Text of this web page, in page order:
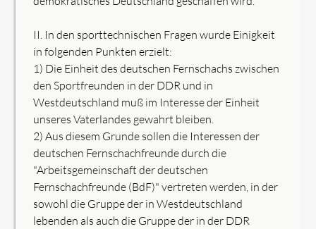
II. In den sporttechnischen Fragen wurde Einigkeit
in folgenden Punkten erzielt:
1) Die Einheit des deutschen Fernschachs zwischen
den Sportfreunden in der DDR und in
Westdeutschland muß im Interesse der Einheit
unseres Vaterlandes gewahrt bleiben.
2) Aus diesem Grunde sollen die Interessen der
deutschen Fernschachfreunde durch die
"Arbeitsgemeinschaft der deutschen
Fernschachfreunde (BdF)" vertreten werden, in der
sowohl die Gruppe der in Westdeutschland
lebenden als auch die Gruppe der in der DDR